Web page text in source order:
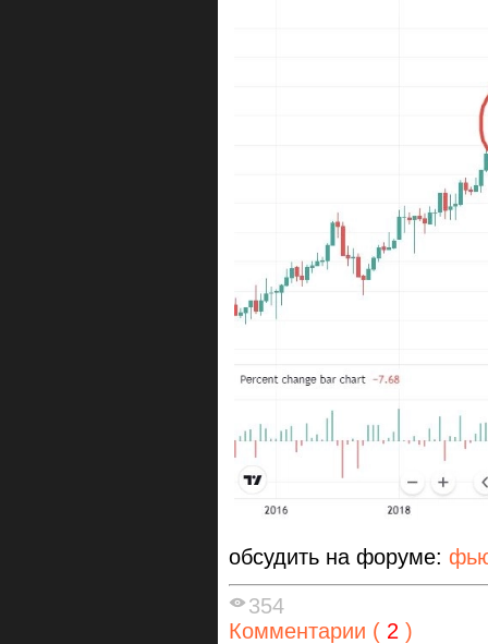
обсудить на форуме:
354
Комментарии ( 2 )